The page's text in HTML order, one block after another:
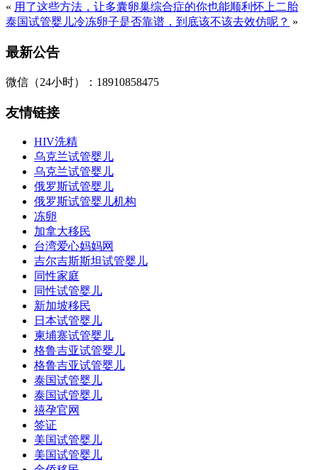
« 用了这些方法，让多囊卵巢综合症的你也能顺利怀上二胎
泰国试管婴儿冷冻卵子是否靠谱，到底该不该去效仿呢？ »
最新公告
微信（24小时）：18910858475
友情链接
HIV洗精
乌克兰试管婴儿
乌克兰试管婴儿
俄罗斯试管婴儿
俄罗斯试管婴儿机构
冻卵
加拿大移民
台湾爱心妈妈网
吉尔吉斯斯坦试管婴儿
同性家庭
同性试管婴儿
新加坡移民
日本试管婴儿
柬埔寨试管婴儿
格鲁吉亚试管婴儿
格鲁吉亚试管婴儿
泰国试管婴儿
泰国试管婴儿
禧孕官网
签证
美国试管婴儿
美国试管婴儿